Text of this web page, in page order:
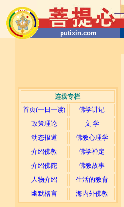
putixin.com
连载专栏
首页(一日一读)
佛学讲记
政策理论
文 学
动态报道
佛教心理学
介绍佛教
佛学禅定
介绍佛陀
佛教故事
人物介绍
生活的教育
幽默格言
海内外佛教